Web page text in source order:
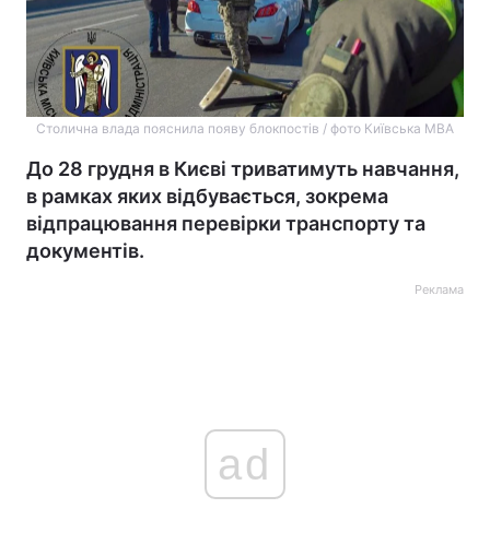
Столична влада пояснила появу блокпостів / фото Київська МВА
До 28 грудня в Києві триватимуть навчання,
в рамках яких відбувається, зокрема
відпрацювання перевірки транспорту та
документів.
Реклама
ad